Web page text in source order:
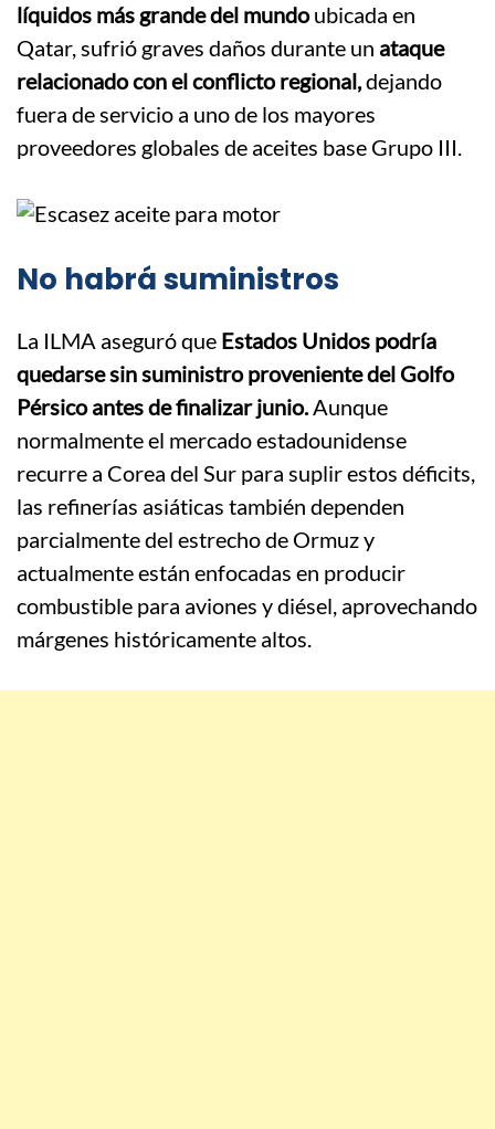
líquidos más grande del mundoubicada en
Qatar, sufrió graves daños durante un ataque
relacionado con el conflicto regional,dejando
fuera de servicio a uno de los mayores
proveedores globales de aceites base Grupo III.
No habrá suministros
La ILMA aseguró que Estados Unidos podría
quedarse sin suministro proveniente del Golfo
Pérsico antes de finalizar junio.Aunque
normalmente el mercado estadounidense
recurre a Corea del Sur para suplir estos déficits,
las refinerías asiáticas también dependen
parcialmente del estrecho de Ormuz y
actualmente están enfocadas en producir
combustible para aviones y diésel, aprovechando
márgenes históricamente altos.